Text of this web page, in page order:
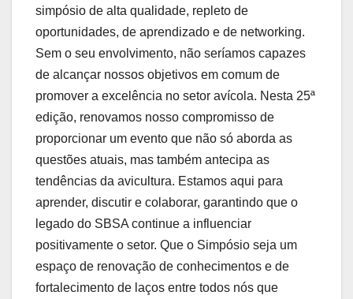
simpósio de alta qualidade, repleto de
oportunidades, de aprendizado e de networking.
Sem o seu envolvimento, não seríamos capazes
de alcançar nossos objetivos em comum de
promover a excelência no setor avícola. Nesta 25ª
edição, renovamos nosso compromisso de
proporcionar um evento que não só aborda as
questões atuais, mas também antecipa as
tendências da avicultura. Estamos aqui para
aprender, discutir e colaborar, garantindo que o
legado do SBSA continue a influenciar
positivamente o setor. Que o Simpósio seja um
espaço de renovação de conhecimentos e de
fortalecimento de laços entre todos nós que